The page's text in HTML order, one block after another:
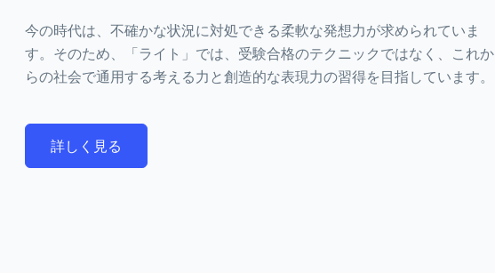
今の時代は、不確かな状況に対処できる柔軟な発想力が求められていま
す。そのため、「ライト」では、受験合格のテクニックではなく、これか
らの社会で通用する考える力と創造的な表現力の習得を目指しています。
詳しく見る